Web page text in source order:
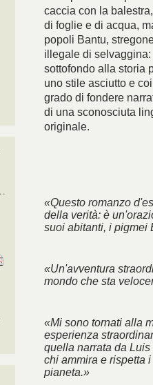
caccia con la
di foglie e di acqua,
popoli Bantu,
illegale di
sottofondo alla storia
uno stile asciutto e
grado di fondere
di una sconosciuta
originale.
«Questo romanzo
della verità: è
suoi abitanti, i pigmei
«Un'avventura
mondo che sta
«Mi sono tornati alla
esperienza
quella narrata da
chi ammira e rispetta
pianeta.»